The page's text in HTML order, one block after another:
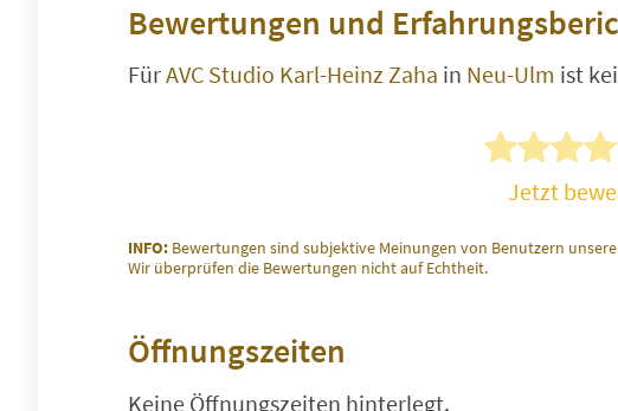
Bewertungen und
FürAVC Studio Karl-Heinz Zaha in Neu-Ulm ist
Jetzt
INFO: Bewertungen sind subjektive Meinungen von Benutzern
Wir überprüfen die Bewertungen nicht auf Echtheit.
Öffnungszeiten
Keine Öffnungszeiten hinterlegt.